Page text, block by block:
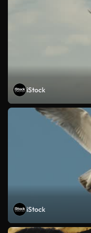
iStock
iStock